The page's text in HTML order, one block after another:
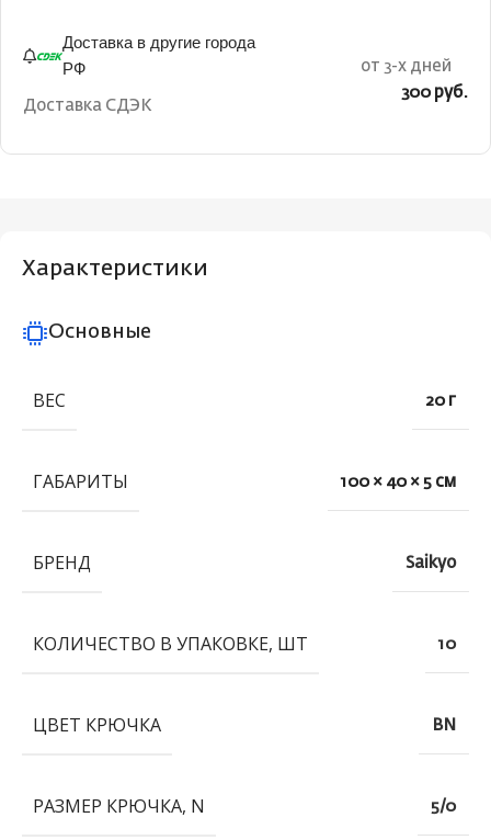
Доставка в другие города
РФ
Доставка СДЭК
от 3-х дней
300 руб.
Характеристики
Основные
ВЕС 20 г
ГАБАРИТЫ 100 × 40 × 5 см
БРЕНД Saikyo
КОЛИЧЕСТВО В УПАКОВКЕ, ШТ 10
ЦВЕТ КРЮЧКА BN
РАЗМЕР КРЮЧКА, N 5/0